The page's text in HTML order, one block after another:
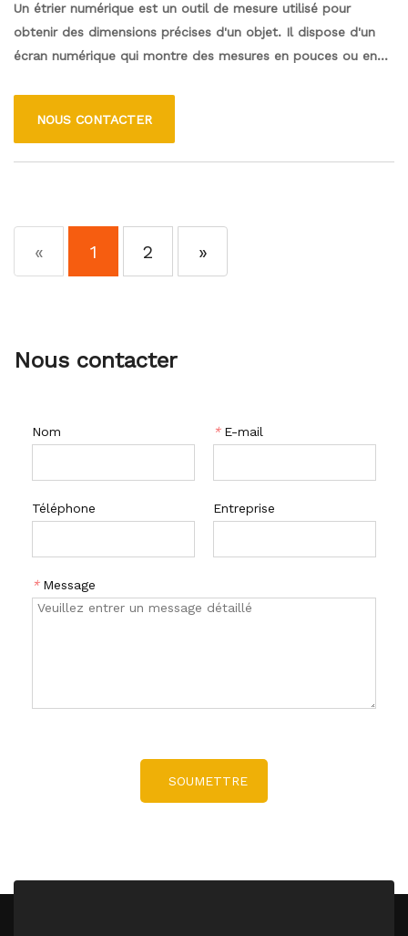
Un étrier numérique est un outil de mesure utilisé pour
obtenir des dimensions précises d'un objet. Il dispose d'un
écran numérique qui montre des mesures en pouces ou en
internes et externes, ainsi qu'une tige de profondeur pour
NOUS CONTACTER
« 1 2 »
Nous contacter
Nom * E-mail
Téléphone Entreprise
* Message
SOUMETTRE